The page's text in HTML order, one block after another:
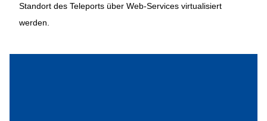
Standort des Teleports über Web-Services virtualisiert
werden.